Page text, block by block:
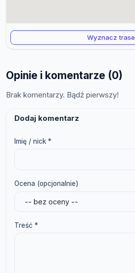
Wyznacz trase
Opinie i komentarze (0)
Brak komentarzy. Bądź pierwszy!
Dodaj komentarz
Imię / nick *
Ocena (opcjonalnie)
Treść *